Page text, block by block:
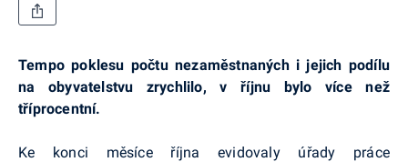
Tempo poklesu počtu nezaměstnaných i jejich podílu
na obyvatelstvu zrychlilo, v říjnu bylo více než
tříprocentní.
Ke konci měsíce října evidovaly úřady práce